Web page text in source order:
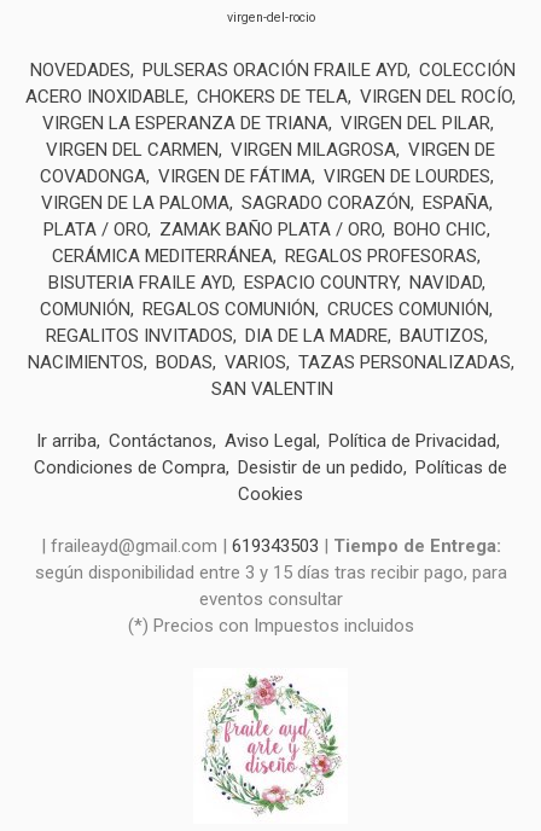
virgen-del-rocio
NOVEDADES PULSERAS ORACIÓN FRAILE AYD COLECCIÓN
ACERO INOXIDABLE CHOKERS DE TELA VIRGEN DEL ROCÍO
VIRGEN LA ESPERANZA DE TRIANA VIRGEN DEL PILAR
VIRGEN DEL CARMEN
VIRGEN MILAGROSA VIRGEN DE
COVADONGA VIRGEN DE FÁTIMA VIRGEN DE LOURDES
VIRGEN DE LA PALOMA SAGRADO CORAZÓN
ESPAÑA
PLATA / ORO
ZAMAK BAÑO PLATA / ORO BOHO CHIC
CERÁMICA MEDITERRÁNEA REGALOS PROFESORAS
BISUTERIA FRAILE AYD ESPACIO COUNTRY NAVIDAD
COMUNIÓN
REGALOS COMUNIÓN
CRUCES COMUNIÓN
REGALITOS INVITADOS
DIA DE LA MADRE BAUTIZOS
NACIMIENTOS
BODAS VARIOS
TAZAS PERSONALIZADAS
SAN VALENTIN
Ir arriba Contáctanos Aviso Legal
Política de Privacidad
Condiciones de Compra Desistir de un pedido
Políticas de
Cookies
| fraileayd@gmail.com | 619343503 | Tiempo de Entrega:
según disponibilidad entre 3 y 15 días tras recibir pago, para
eventos consultar
(*) Precios con Impuestos incluidos